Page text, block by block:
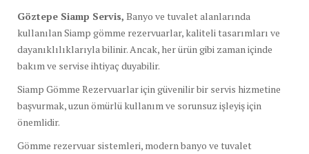
Göztepe Siamp Servis, Banyo ve tuvalet alanlarında
kullanılan Siamp gömme rezervuarlar, kaliteli tasarımları ve
dayanıklılıklarıyla bilinir. Ancak, her ürün gibi zaman içinde
bakım ve servise ihtiyaç duyabilir.
Siamp Gömme Rezervuarlar için güvenilir bir servis hizmetine
başvurmak, uzun ömürlü kullanım ve sorunsuz işleyiş için
önemlidir.
Gömme rezervuar sistemleri, modern banyo ve tuvalet